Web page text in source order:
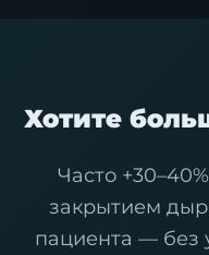
Хотите
Часто
закрытием
пациента — без